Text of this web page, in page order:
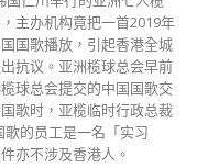
主办机构竟把一首2019年
国歌播放，引起香港全城
抗议。亚洲榄球总会早前
球总会提交的中国国歌交
歌时，亚榄临时行政总裁
的员工是一名「实习
亦不涉及香港人。